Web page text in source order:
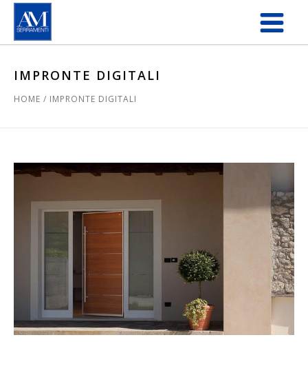
Salta al contenuto principale
IMPRONTE DIGITALI
HOME / IMPRONTE DIGITALI